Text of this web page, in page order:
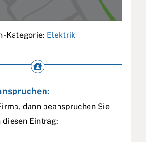
Kategorie: Elektrik
dann beanspruchen Sie
diesen Eintrag: